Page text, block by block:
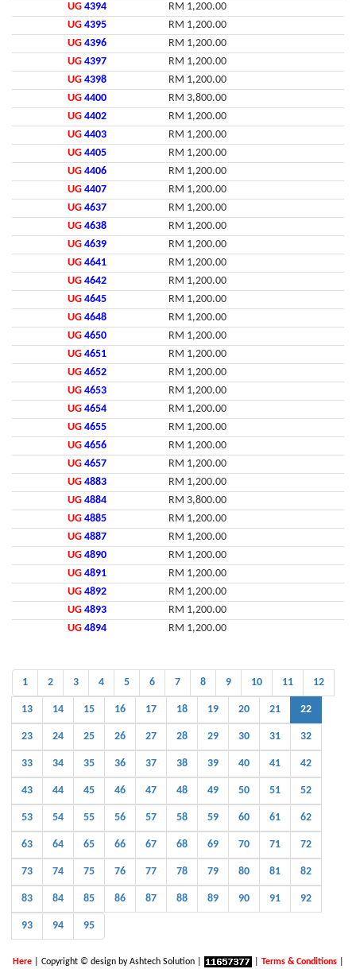
UG 4394
RM 1,200.00
UG 4395
RM 1,200.00
UG 4396
RM 1,200.00
UG 4397
RM 1,200.00
UG 4398
RM 1,200.00
UG 4400
RM 3,800.00
UG 4402
RM 1,200.00
UG 4403
RM 1,200.00
UG 4405
RM 1,200.00
UG 4406
RM 1,200.00
UG 4407
RM 1,200.00
UG 4637
RM 1,200.00
UG 4638
RM 1,200.00
UG 4639
RM 1,200.00
UG 4641
RM 1,200.00
UG 4642
RM 1,200.00
UG 4645
RM 1,200.00
UG 4648
RM 1,200.00
UG 4650
RM 1,200.00
UG 4651
RM 1,200.00
UG 4652
RM 1,200.00
UG 4653
RM 1,200.00
UG 4654
RM 1,200.00
UG 4655
RM 1,200.00
UG 4656
RM 1,200.00
UG 4657
RM 1,200.00
UG 4883
RM 1,200.00
UG 4884
RM 3,800.00
UG 4885
RM 1,200.00
UG 4887
RM 1,200.00
UG 4890
RM 1,200.00
UG 4891
RM 1,200.00
UG 4892
RM 1,200.00
UG 4893
RM 1,200.00
UG 4894 RM 1,200.00
1 2 3 4 5 6 7 8 9 10 11 12
13 14 15 16 17 18 19 20 21 22
23 24 25 26 27 28 29 30 31 32
33 34 35 36 37 38 39 40 41 42
43 44 45 46 47 48 49 50 51 52
53 54 55 56 57 58 59 60 61 62
63 64 65 66 67 68 69 70 71 72
73 74 75 76 77 78 79 80 81 82
83 84 85 86 87 88 89 90 91 92
93 94 95
Here| Copyright © design by Ashtech Solution | Terms & Conditions|